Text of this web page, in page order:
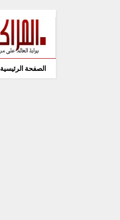
الصفحة الرئيسية